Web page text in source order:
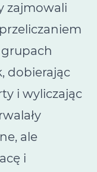
zajmowali
dobierając
i wyliczając
ale
i